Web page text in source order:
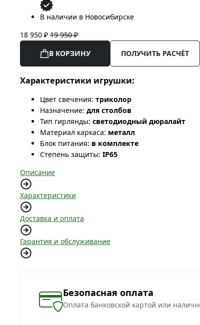
В наличии в Новосибирске
18 950 ₽ 19 950 ₽
В КОРЗИНУ
ПОЛУЧИТЬ РАСЧЁТ
Характеристики игрушки:
Цвет свечения: триколор
Назначение: для столбов
Тип гирлянды: светодиодный дюралайт
Материал каркаса: металл
Блок питания: в комплекте
Степень защиты: IP65
Описание
Характеристики
Доставка и оплата
Гарантия и обслуживание
Безопасная оплата
Оплата банковской картой или